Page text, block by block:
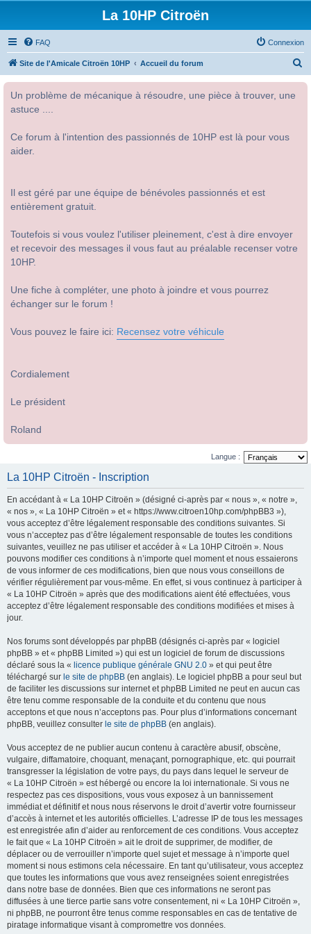
La 10HP Citroën
FAQ Connexion
Site de l'Amicale Citroën 10HP Accueil du forum
Un problème de mécanique à résoudre, une pièce à trouver, une
astuce ....
Ce forum à l'intention des passionnés de 10HP est là pour vous
aider.
Il est géré par une équipe de bénévoles passionnés et est
entièrement gratuit.
Toutefois si vous voulez l'utiliser pleinement, c'est à dire envoyer
et recevoir des messages il vous faut au préalable recenser votre
10HP.
Une fiche à compléter, une photo à joindre et vous pourrez
échanger sur le forum !
Vous pouvez le faire ici: Recensez votre véhicule
Cordialement
Le président
Roland
Langue :
La 10HP Citroën - Inscription
En accédant à « La 10HP Citroën » (désigné ci-après par « nous », « notre »,
« nos », « La 10HP Citroën » et « https://www.citroen10hp.com/phpBB3 »),
vous acceptez d’être légalement responsable des conditions suivantes. Si
vous n’acceptez pas d’être légalement responsable de toutes les conditions
suivantes, veuillez ne pas utiliser et accéder à « La 10HP Citroën ». Nous
pouvons modifier ces conditions à n’importe quel moment et nous essaierons
de vous informer de ces modifications, bien que nous vous conseillons de
vérifier régulièrement par vous-même. En effet, si vous continuez à participer à
« La 10HP Citroën » après que des modifications aient été effectuées, vous
acceptez d’être légalement responsable des conditions modifiées et mises à
jour.
Nos forums sont développés par phpBB (désignés ci-après par « logiciel
phpBB » et « phpBB Limited ») qui est un logiciel de forum de discussions
déclaré sous la « licence publique générale GNU 2.0 » et qui peut être
téléchargé sur le site de phpBB (en anglais). Le logiciel phpBB a pour seul but
de faciliter les discussions sur internet et phpBB Limited ne peut en aucun cas
être tenu comme responsable de la conduite et du contenu que nous
acceptons et que nous n’acceptons pas. Pour plus d’informations concernant
phpBB, veuillez consulter le site de phpBB (en anglais).
Vous acceptez de ne publier aucun contenu à caractère abusif, obscène,
vulgaire, diffamatoire, choquant, menaçant, pornographique, etc. qui pourrait
transgresser la législation de votre pays, du pays dans lequel le serveur de
« La 10HP Citroën » est hébergé ou encore la loi internationale. Si vous ne
respectez pas ces dispositions, vous vous exposez à un bannissement
immédiat et définitif et nous nous réservons le droit d’avertir votre fournisseur
d’accès à internet et les autorités officielles. L’adresse IP de tous les messages
est enregistrée afin d’aider au renforcement de ces conditions. Vous acceptez
le fait que « La 10HP Citroën » ait le droit de supprimer, de modifier, de
déplacer ou de verrouiller n’importe quel sujet et message à n’importe quel
moment si nous estimons cela nécessaire. En tant qu’utilisateur, vous acceptez
que toutes les informations que vous avez renseignées soient enregistrées
dans notre base de données. Bien que ces informations ne seront pas
diffusées à une tierce partie sans votre consentement, ni « La 10HP Citroën »,
ni phpBB, ne pourront être tenus comme responsables en cas de tentative de
piratage informatique visant à compromettre vos données.